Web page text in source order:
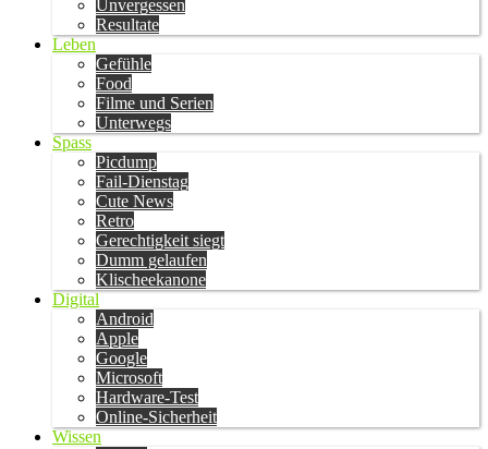
Unvergessen
Resultate
Leben
Gefühle
Food
Filme und Serien
Unterwegs
Spass
Picdump
Fail-Dienstag
Cute News
Retro
Gerechtigkeit siegt
Dumm gelaufen
Klischeekanone
Digital
Android
Apple
Google
Microsoft
Hardware-Test
Online-Sicherheit
Wissen